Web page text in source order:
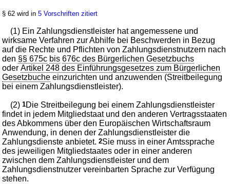
§ 62 wird in5 Vorschriften zitiert
(1) Ein Zahlungsdienstleister hat angemessene und
wirksame Verfahren zur Abhilfe bei Beschwerden in Bezug
auf die Rechte und Pflichten von Zahlungsdienstnutzern nach
den §§ 675c bis 676c des Bürgerlichen Gesetzbuchs
oderArtikel 248 des Einführungsgesetzes zum Bürgerlichen
Gesetzbuche einzurichten und anzuwenden (Streitbeilegung
bei einem Zahlungsdienstleister).
(2)1Die Streitbeilegung bei einem Zahlungsdienstleister
findet in jedem Mitgliedstaat und den anderen Vertragsstaaten
des Abkommens über den Europäischen Wirtschaftsraum
Anwendung, in denen der Zahlungsdienstleister die
Zahlungsdienste anbietet.2Sie muss in einer Amtssprache
des jeweiligen Mitgliedstaates oder in einer anderen
zwischen dem Zahlungsdienstleister und dem
Zahlungsdienstnutzer vereinbarten Sprache zur Verfügung
stehen.